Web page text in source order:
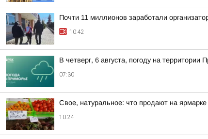
Почти 11 миллионов заработали
10:42
В четверг, 6 августа, погоду на
07:30
Свое, натуральное: что продают на
10:24